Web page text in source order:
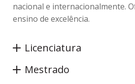
nacional e internacionalmente.
ensino de excelência.
Licenciatura
Mestrado